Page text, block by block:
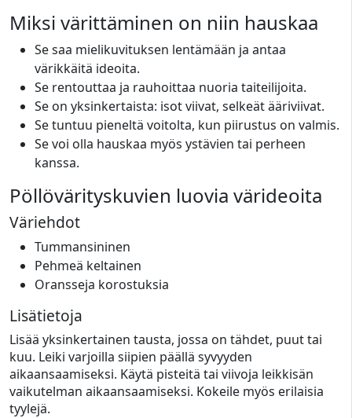
Miksi värittäminen on niin hauskaa
Se saa mielikuvituksen lentämään ja antaa
värikkäitä ideoita.
Se rentouttaa ja rauhoittaa nuoria taiteilijoita.
Se on yksinkertaista: isot viivat, selkeät ääriviivat.
Se tuntuu pieneltä voitolta, kun piirustus on valmis.
Se voi olla hauskaa myös ystävien tai perheen
kanssa.
Pöllövärityskuvien luovia värideoita
Väriehdot
Tummansininen
Pehmeä keltainen
Oransseja korostuksia
Lisätietoja
Lisää yksinkertainen tausta, jossa on tähdet, puut tai
kuu. Leiki varjoilla siipien päällä syvyyden
aikaansaamiseksi. Käytä pisteitä tai viivoja leikkisän
vaikutelman aikaansaamiseksi. Kokeile myös erilaisia
tyylejä.